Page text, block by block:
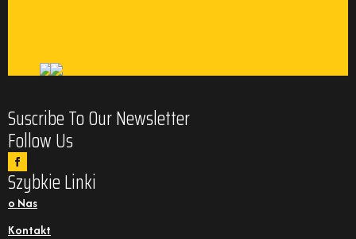
Suscribe To Our Newsletter
Follow Us
Szybkie Linki
o Nas
Kontakt